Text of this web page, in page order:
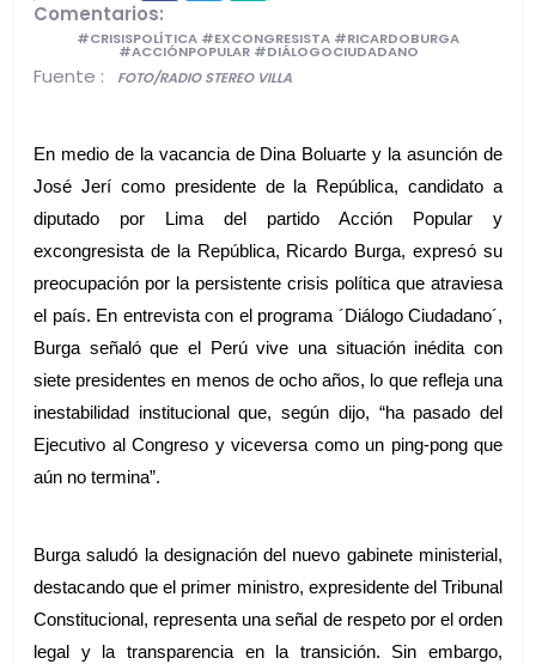
Comentarios:
#CRISISPOLÍTICA #EXCONGRESISTA #RICARDOBURGA
#ACCIÓNPOPULAR #DIÁLOGOCIUDADANO
Fuente : FOTO/RADIO STEREO VILLA
En medio de la vacancia de Dina Boluarte y la asunción de
José Jerí como presidente de la República, candidato a
diputado por Lima del partido Acción Popular y
excongresista de la República, Ricardo Burga, expresó su
preocupación por la persistente crisis política que atraviesa
el país. En entrevista con el programa ´Diálogo Ciudadano´,
Burga señaló que el Perú vive una situación inédita con
siete presidentes en menos de ocho años, lo que refleja una
inestabilidad institucional que, según dijo, “ha pasado del
Ejecutivo al Congreso y viceversa como un ping-pong que
aún no termina”.
Burga saludó la designación del nuevo gabinete ministerial,
destacando que el primer ministro, expresidente del Tribunal
Constitucional, representa una señal de respeto por el orden
legal y la transparencia en la transición. Sin embargo,